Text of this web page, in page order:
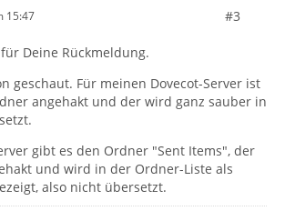
15:47 #3
Deine Rückmeldung.
geschaut. Für meinen Dovecot-Server ist
angehakt und der wird ganz sauber in
gibt es den Ordner "Sent Items", der
und wird in der Ordner-Liste als
also nicht übersetzt.